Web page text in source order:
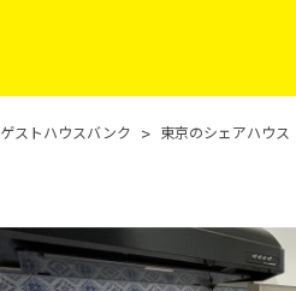
ゲストハウスバンク > 東京のシェアハウス